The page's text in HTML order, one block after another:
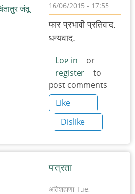
16/06/2015 - 17:55
In
reply
http://
by
अजो१२३
फार प्रभावी प्रतिवाद.
धन्यवाद.
Log in
or
register
to
post comments
Like
Dislike
पात्रता
अतिशहाणा Tue,